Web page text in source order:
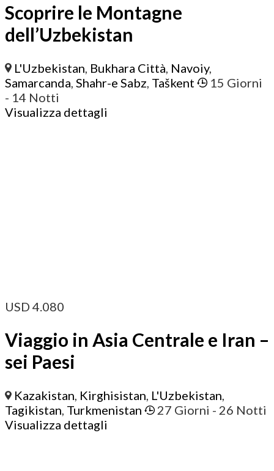
Scoprire le Montagne
dell’Uzbekistan
L'Uzbekistan Bukhara Città Navoiy,
Samarcanda Shahr-e Sabz Taškent
15 Giorni
- 14 Notti
Visualizza dettagli
USD 4.080
Viaggio in Asia Centrale e Iran –
sei Paesi
Kazakistan, Kirghisistan, L'Uzbekistan,
Tagikistan, Turkmenistan 27 Giorni - 26 Notti
Visualizza dettagli